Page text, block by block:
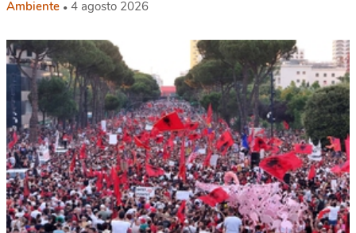
Ambiente 4 agosto 2026